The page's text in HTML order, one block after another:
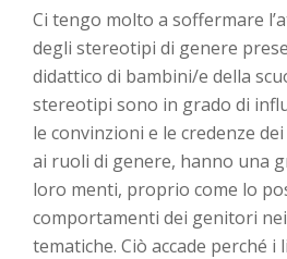
Ci tengo molto a soffermare
degli stereotipi di genere
didattico di bambini/e della
stereotipi sono in grado di
le convinzioni e le credenze
ai ruoli di genere, hanno una
loro menti, proprio come lo
comportamenti dei genitori
tematiche. Ciò accade perché